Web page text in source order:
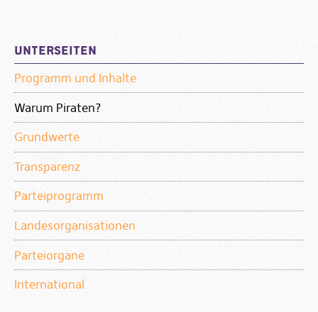
Sidebar
Unterseiten
Programm und Inhalte
Warum Piraten?
Grundwerte
Transparenz
Parteiprogramm
Landesorganisationen
Parteiorgane
International